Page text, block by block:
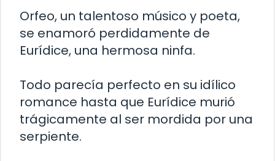
Orfeo, un talentoso músico y poeta,
se enamoró perdidamente de
Eurídice, una hermosa ninfa.
Todo parecía perfecto en su idílico
romance hasta que Eurídice murió
trágicamente al ser mordida por una
serpiente.